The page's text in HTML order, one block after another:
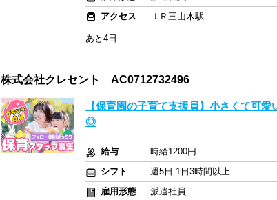
アクセス
ＪＲ三山木駅
あと4日
株式会社クレセント AC0712732496
【保育園の子育て支援員】小さくて可
◎
給与
時給1200円
シフト
週5日 1日3時間以上
雇用形態
派遣社員